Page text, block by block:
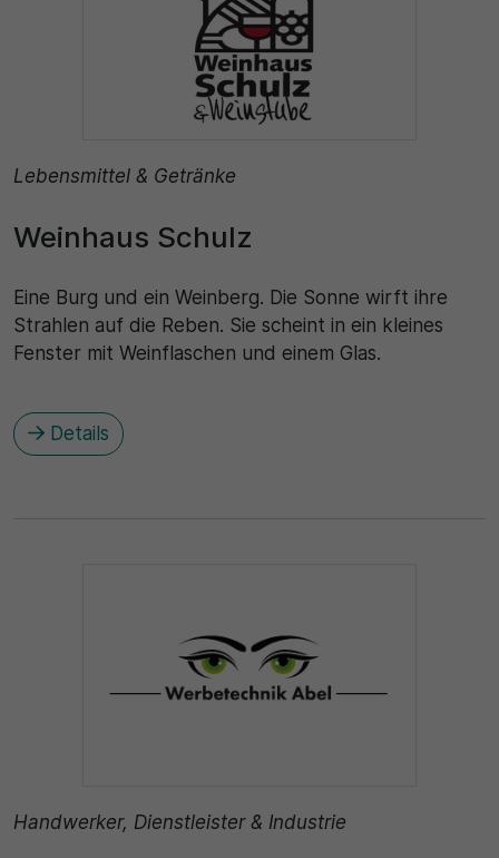
Lebensmittel & Getränke
Weinhaus Schulz
Eine Burg und ein Weinberg. Die Sonne wirft ihre
Strahlen auf die Reben. Sie scheint in ein kleines
Fenster mit Weinflaschen und einem Glas.
Details
Handwerker, Dienstleister & Industrie